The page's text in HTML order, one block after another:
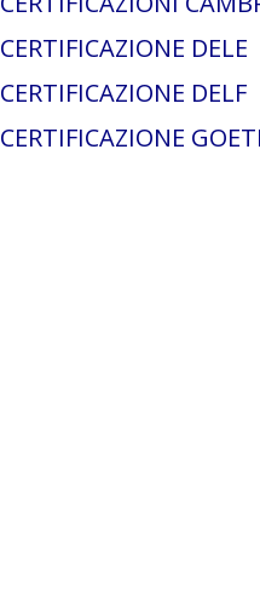
CERTIFICAZIONE DELE
CERTIFICAZIONE DELF
CERTIFICAZIONE